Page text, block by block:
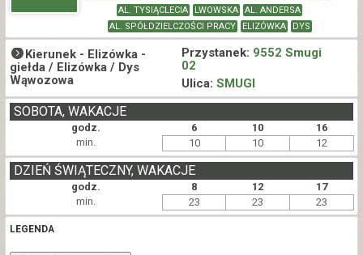
AL. TYSIĄCLECIA
LWOWSKA
AL. ANDERSA
AL. SPÓŁDZIELCZOŚCI PRACY
ELIZÓWKA DYS
Kierunek - Elizówka -
giełda / Elizówka / Dys
Wąwozowa
Przystanek: 9552 Smugi
02
Ulica: SMUGI
godz. 6 10 16
SOBOTA, WAKACJE
min. 10 10 12
godz. 8 12 17
DZIEŃ ŚWIĄTECZNY, WAKACJE
min. 23 23 23
LEGENDA